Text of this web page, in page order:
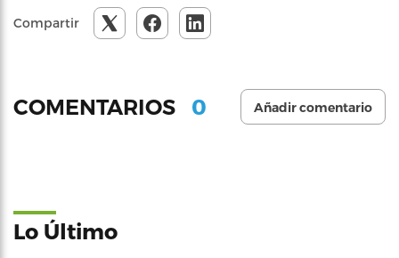
Compartir
COMENTARIOS 0 Añadir comentario
Lo Último